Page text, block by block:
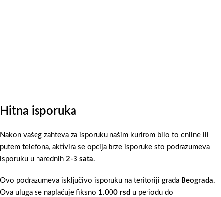
Hitna isporuka
Nakon vašeg zahteva za isporuku našim kurirom bilo to online ili
putem telefona, aktivira se opcija brze isporuke sto podrazumeva
isporuku u narednih 2-3 sata.
Ovo podrazumeva isključivo isporuku na teritoriji grada Beograda.
Ova uluga se naplaćuje fiksno 1.000 rsd u periodu do